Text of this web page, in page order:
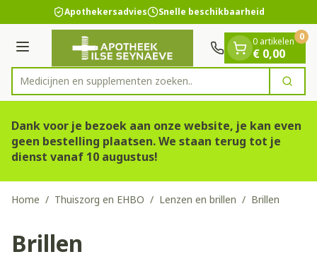
Ga naar de inhoud
1 van 1 Apothekersadvies Snelle beschikbaarheid
Menu
Product, merk, categorie...
Medicijnen en supple Zoek
0 artikelen
€ 0,00
0
Dank voor je bezoek aan onze website, je kan even
geen bestelling plaatsen. We staan terug tot je
dienst vanaf 10 augustus!
Home / Thuiszorg en EHBO / Lenzen en brillen / Brillen
Brillen